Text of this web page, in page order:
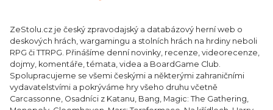
ZeStolu.cz je český zpravodajský a databázový herní web o
deskových hrách, wargamingu a stolních hrách na hrdiny neboli
RPG či TTRPG. Přinášíme denní novinky, recenze, videorecenze,
dojmy, komentáře, témata, videa a BoardGame Club.
Spolupracujeme se všemi českými a některými zahraničními
vydavatelstvími a pokrýváme hry všeho druhu včetně
Carcassonne, Osadníci z Katanu, Bang, Magic: The Gathering,